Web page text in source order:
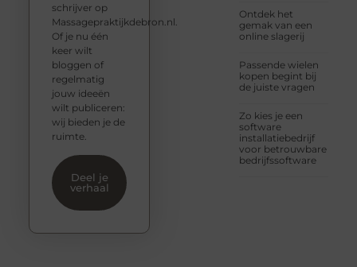
Ontdek het
gemak van een
online slagerij
Passende wielen
kopen begint bij
de juiste vragen
Zo kies je een
software
installatiebedrijf
voor betrouwbare
bedrijfssoftware
schrijver op
Massagepraktijkdebron.nl.
Of je nu één
keer wilt
bloggen of
regelmatig
jouw ideeën
wilt publiceren:
wij bieden je de
ruimte.
Deel je
verhaal